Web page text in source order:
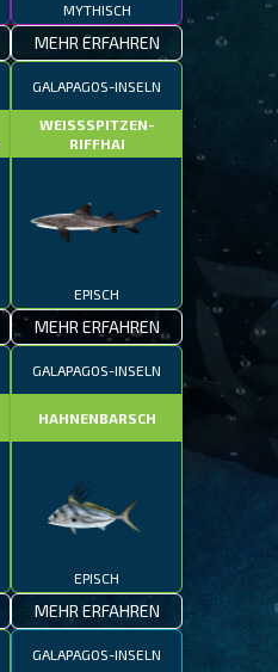
MYTHISCH
MEHR ERFAHREN
GALAPAGOS-INSELN
WEISSSPITZEN-
RIFFHAI
EPISCH
MEHR ERFAHREN
GALAPAGOS-INSELN
HAHNENBARSCH
EPISCH
MEHR ERFAHREN
GALAPAGOS-INSELN